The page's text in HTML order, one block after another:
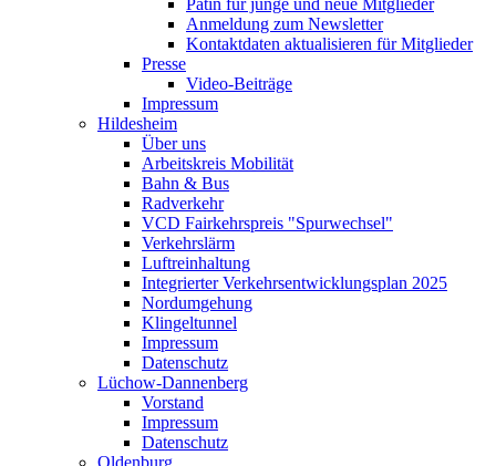
Patin für junge und neue Mitglieder
Anmeldung zum Newsletter
Kontaktdaten aktualisieren für Mitglieder
Presse
Video-Beiträge
Impressum
Hildesheim
Über uns
Arbeitskreis Mobilität
Bahn & Bus
Radverkehr
VCD Fairkehrspreis "Spurwechsel"
Verkehrslärm
Luftreinhaltung
Integrierter Verkehrsentwicklungsplan 2025
Nordumgehung
Klingeltunnel
Impressum
Datenschutz
Lüchow-Dannenberg
Vorstand
Impressum
Datenschutz
Oldenburg